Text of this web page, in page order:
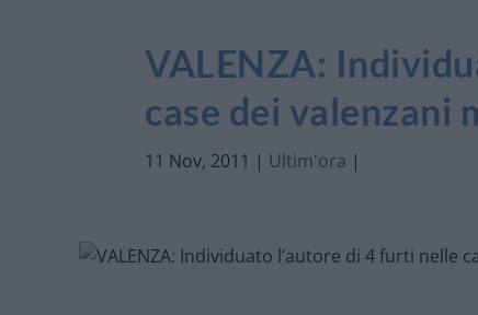
VALENZA:
case dei valenzani
11 Nov, 2011 | Ultim'ora |